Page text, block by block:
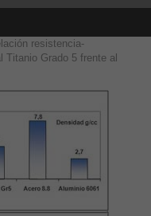
resistencia-
Titanio Grado 5 frente al